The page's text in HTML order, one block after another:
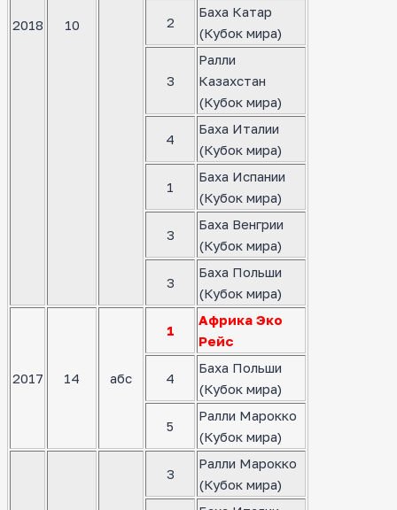
2018 10 2
Баха Катар
(Кубок мира)
3
Ралли
Казахстан
(Кубок мира)
4
Баха Италии
(Кубок мира)
1
Баха Испании
(Кубок мира)
3
Баха Венгрии
(Кубок мира)
3
Баха Польши
(Кубок мира)
2017 14 абс
1
Африка Эко
Рейс
4
Баха Польши
(Кубок мира)
5
Ралли Марокко
(Кубок мира)
3
Ралли Марокко
(Кубок мира)